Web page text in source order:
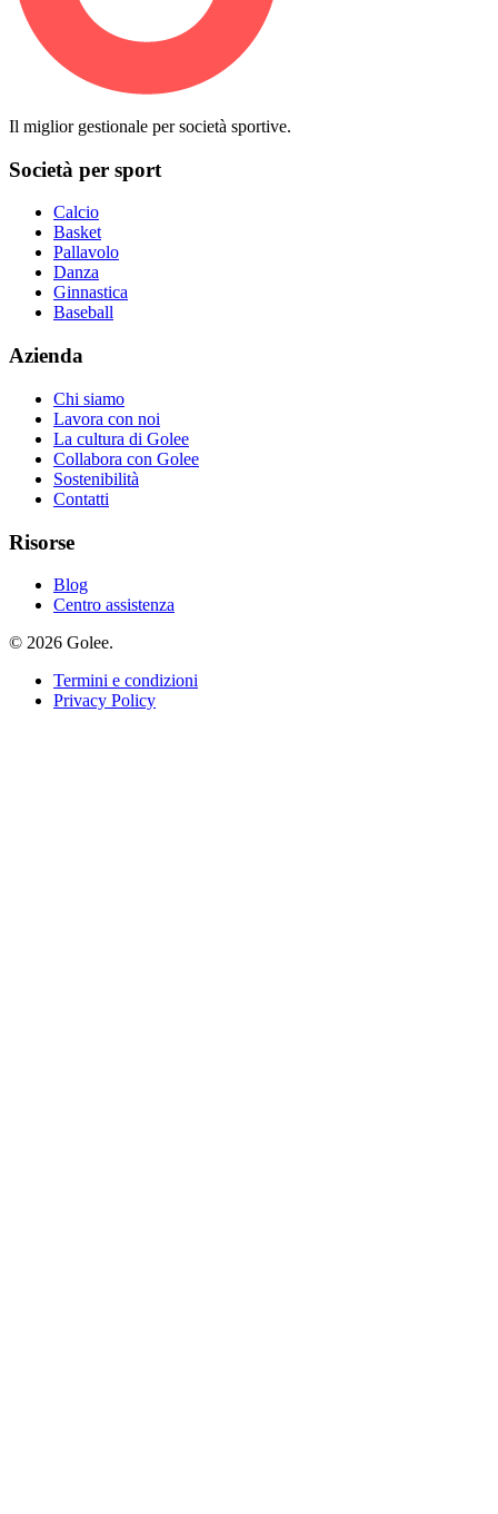
Il miglior gestionale per società sportive.
Società per sport
Calcio
Basket
Pallavolo
Danza
Ginnastica
Baseball
Azienda
Chi siamo
Lavora con noi
La cultura di Golee
Collabora con Golee
Sostenibilità
Contatti
Risorse
Blog
Centro assistenza
© 2026 Golee.
Termini e condizioni
Privacy Policy